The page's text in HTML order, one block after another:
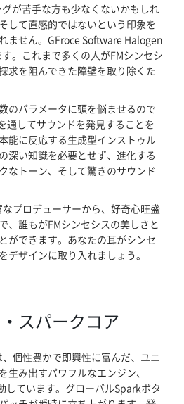
ダクトリスト
サポート
会社概要
アカウント
が苦手な方も少なくないかもしれ
して直感的ではないという印象を
ません。GFroce Software Halogen
。これまで多くの人がFMシンセシ
求を阻んできた障壁を取り除くた
のパラメータに頭を悩ませるので
通してサウンドを発見することを
能に反応する生成型インストゥル
深い知識を必要とせず、進化する
なトーン、そして驚きのサウンド
プロデューサーから、好奇心旺盛
、誰もがFMシンセシスの美しさと
ができます。あなたの耳がシンセ
デザインに取り入れましょう。
スパークコア
個性豊かで即興性に富んだ、ユニ
生み出すパワフルなエンジン、
しています。グローバルSparkボタ